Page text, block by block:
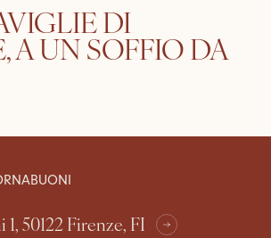
DI
A UN SOFFIO DA
50122 Firenze, FI